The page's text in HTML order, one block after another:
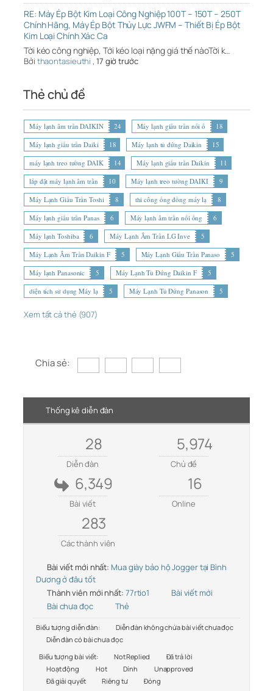
RE: Máy Ép Bột Kim Loại Công Nghiệp 100T – 150T – 250T
Chính Hãng, Máy Ép Bột Thủy Lực JWFM – Thiết Bị Ép Bột
Kim Loại Chính Xác Ca
Tời kéo công nghiệp, Tới kéo loại nặng giá thế nàoTời k…
Bởi thaontasieuthi , 17 giờ trước
Thẻ chủ đề
Máy lạnh âm trần DAIKIN 24 Máy lạnh giấu trần nối ố
18
Máy lạnh giấu trần Daiki
18 Máy lạnh tủ đứng Daikin
15
máy lạnh treo tường DAIK
14 Máy lạnh giấu trần Daikin
11
lắp đặt máy lạnh âm trần
10 Máy lạnh treo tường DAIKI
9
Máy Lạnh Giấu Trần Toshi
8 thi công ống đồng máy lạ
8
Máy lạnh giấu trần Panas
6 Máy lạnh âm trần nối ống
6
Máy lạnh Toshiba
6 Máy Lạnh Âm Trần LG Inve
5
Máy Lạnh Âm Trần Daikin F
5 Máy Lạnh Giấu Trần Panaso
5
Máy lạnh Panasonic
5 Máy Lạnh Tủ Đứng Daikin F
5
diện tích sử dụng Máy lạ
5 Máy Lạnh Tủ Đứng Panason 5
Xem tất cả thẻ (907)
Chia sẻ:
Thống kê diễn đàn
28
Diễn đàn
5,974
Chủ đề
6,349
Bài viết
16
Online
283
Các thành viên
Bài viết mới nhất: Mua giày bảo hộ Jogger tại Bình
Dương ở đâu tốt
Thành viên mới nhất: 77rtio1
Bài viết mới
Bài chưa đọc
Thẻ
Biểu tượng diễn đàn:
Diễn đàn không chứa bài viết chưa đọc
Diễn đàn có bài chưa đọc
Biểu tượng bài viết:
Not Replied
Đã trả lời
Hoạt động
Hot Dính
Unapproved
Đã giải quyết
Riêng tư Đóng